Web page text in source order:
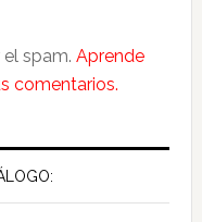
spam. Aprende
comentarios.